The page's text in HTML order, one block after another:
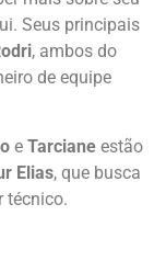
. Seus principais
, ambos do
de equipe
e Tarciane estão
Elias, que busca
técnico.